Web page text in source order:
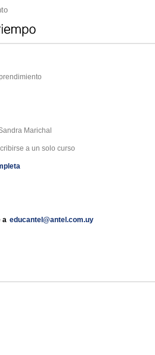
Marichal
a un solo curso
a educantel@antel.com.uy